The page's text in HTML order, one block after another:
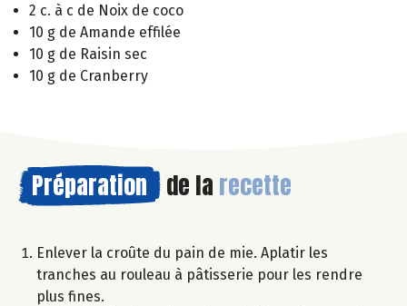
2 c. à c de Noix de coco
10 g de Amande effilée
10 g de Raisin sec
10 g de Cranberry
Préparation de la recette
Enlever la croûte du pain de mie. Aplatir les
tranches au rouleau à pâtisserie pour les rendre
plus fines.